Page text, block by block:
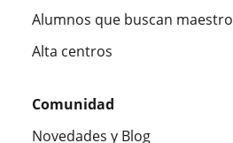
Alumnos que buscan maestro
Alta centros
Comunidad
Novedades y Blog